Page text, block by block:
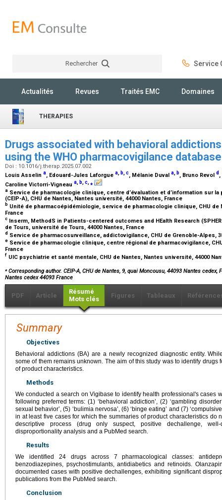
Rechercher Service
Actualités Revues Traités EMC Domaines
THERAPIES
Drugs associated with behavioral
using the WHO pharmacovigilance
Doi : 10.1016/j.therap.2025.07.002
Louis Asselin a, Edouard-Jules Laforgue a b c, Mélanie Duval a b, Bruno Revol d
Caroline Victorri-Vigneau a b c ⁎
a Service de pharmacologie clinique, centre d’évaluation et d’information sur
(CEIP-A), CHU de Nantes, Nantes université, 44000 Nantes, France
b Unité de pharmacoépidémiologie, service de pharmacologie clinique, CHU de
France
c Inserm, MethodS in Patients-centered outcomes and HEalth Research
de Tours, université de Tours, 44000 Nantes, France
d Service de pharmacosurveillance, addictovigilance, CHU de Grenoble-Alpes,
e Service de pharmacologie clinique, centre régional de pharmacovigilance,
France
f UIC psychiatrie et santé mentale, CHU de Nantes, Nantes université, 44000
⁎Corresponding author. CEIP-A, CHU de Nantes, 9, quai Moncousu, 44093 Nantes cedex,
Nantes cedex 44093 France
PDF Article
Résumé
Mots clés
Figures Tableaux
Summary
Objectives
Behavioral addictions (BA) are a newly recognized diagnostic entity.
some of them remains unknown. The aim of this study was to identify drugs
of product characteristics.
Methods
We conducted a search on Vigibase to identify health professional's cases
following preferred terms: (1) ‘behavioral addiction’, (2) ‘gambling
sexual behavior’, (5) ‘bulimia nervosa’, (6) ‘binge eating’ and (7)
in at least five cases for which the summaries of product characteristics do
descriptive process (drug only suspect, positive dechallenge,
disproportionality analysis and a PubMed search.
Results
We identified 24 drugs across 7 pharmacological classes:
benzodiazepines, psychostimulants, antidiabetics and retinoids.
documented cases with positive dechallenges, exhibiting significant
publications from the PubMed search.
Conclusion